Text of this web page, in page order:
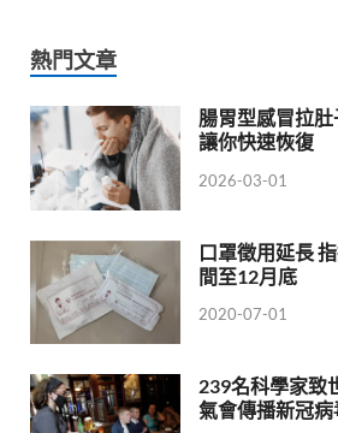
熱門文章
腸胃型感冒拉
讓你快速恢復
2026-03-01
口罩徵用延長
間至12月底
2020-07-01
239名科學家致
氣會傳播新冠病